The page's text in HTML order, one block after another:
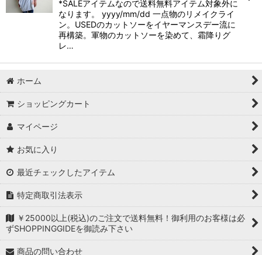
*SALEアイテムなので送料無料アイテム対象外に
なります。 yyyy/mm/dd 一点物のリメイクライ
ン。USEDのカットソーをイヤーマンスデー流に
再構築。軍物のカットソーを染めて、霜降りグ
レ…
ホーム
ショッピングカート
マイページ
お気に入り
最近チェックしたアイテム
特定商取引法表示
￥25000以上(税込)のご注文で送料無料！御利用のお客様は必
ずSHOPPINGGIDEを御読み下さい
商品の問い合わせ